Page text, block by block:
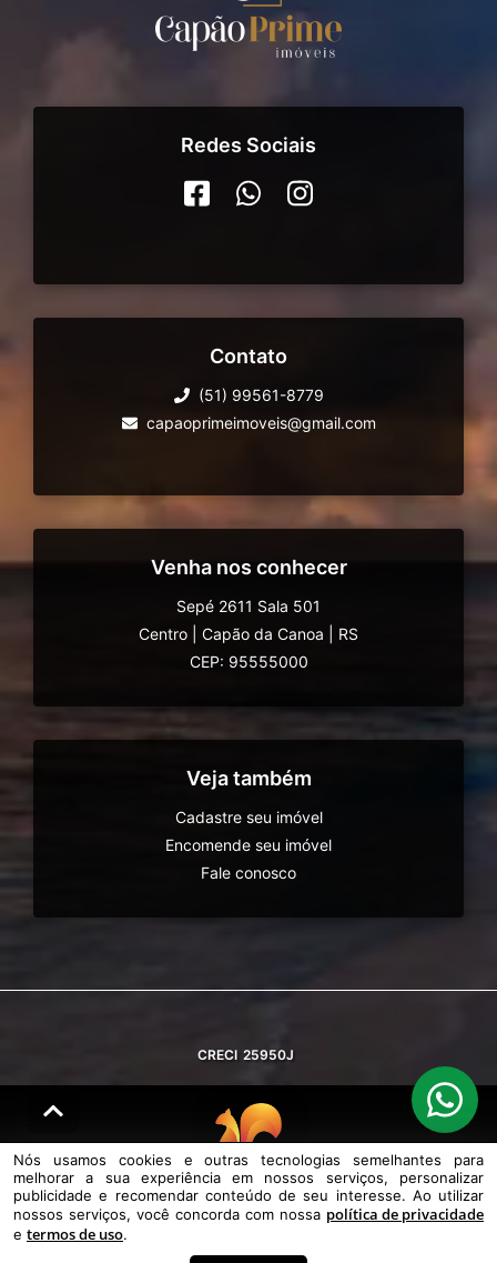
Redes Sociais
Contato
(51) 99561-8779
capaoprimeimoveis@gmail.com
Venha nos conhecer
Sepé 2611 Sala 501
Centro
Capão da Canoa
RS
CEP: 95555000
Veja também
Cadastre seu imóvel
Encomende seu imóvel
Fale conosco
CRECI 25950J
© DESENVOLVIDO PELAAGIL.NET
Nós usamos cookies e outras tecnologias semelhantes para melhorar a
sua experiência em nossos serviços, personalizar publicidade e
Nós usamos cookies e outras tecnologias semelhantes para
melhorar a sua experiência em nossos serviços, personalizar
publicidade e recomendar conteúdo de seu interesse. Ao utilizar
nossos serviços, você concorda com nossa política de privacidade
e termos de uso.